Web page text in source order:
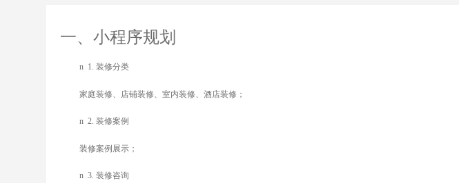
一、小程序规划
n 1. 装修分类
家庭装修、店铺装修、室内装修、酒店装修；
n 2. 装修案例
装修案例展示；
n 3. 装修咨询